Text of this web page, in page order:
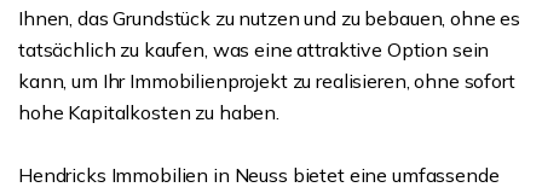
Ihnen, das Grundstück zu nutzen und zu bebauen, ohne es
tatsächlich zu kaufen, was eine attraktive Option sein
kann, um Ihr Immobilienprojekt zu realisieren, ohne sofort
hohe Kapitalkosten zu haben.
Hendricks Immobilien in Neuss bietet eine umfassende